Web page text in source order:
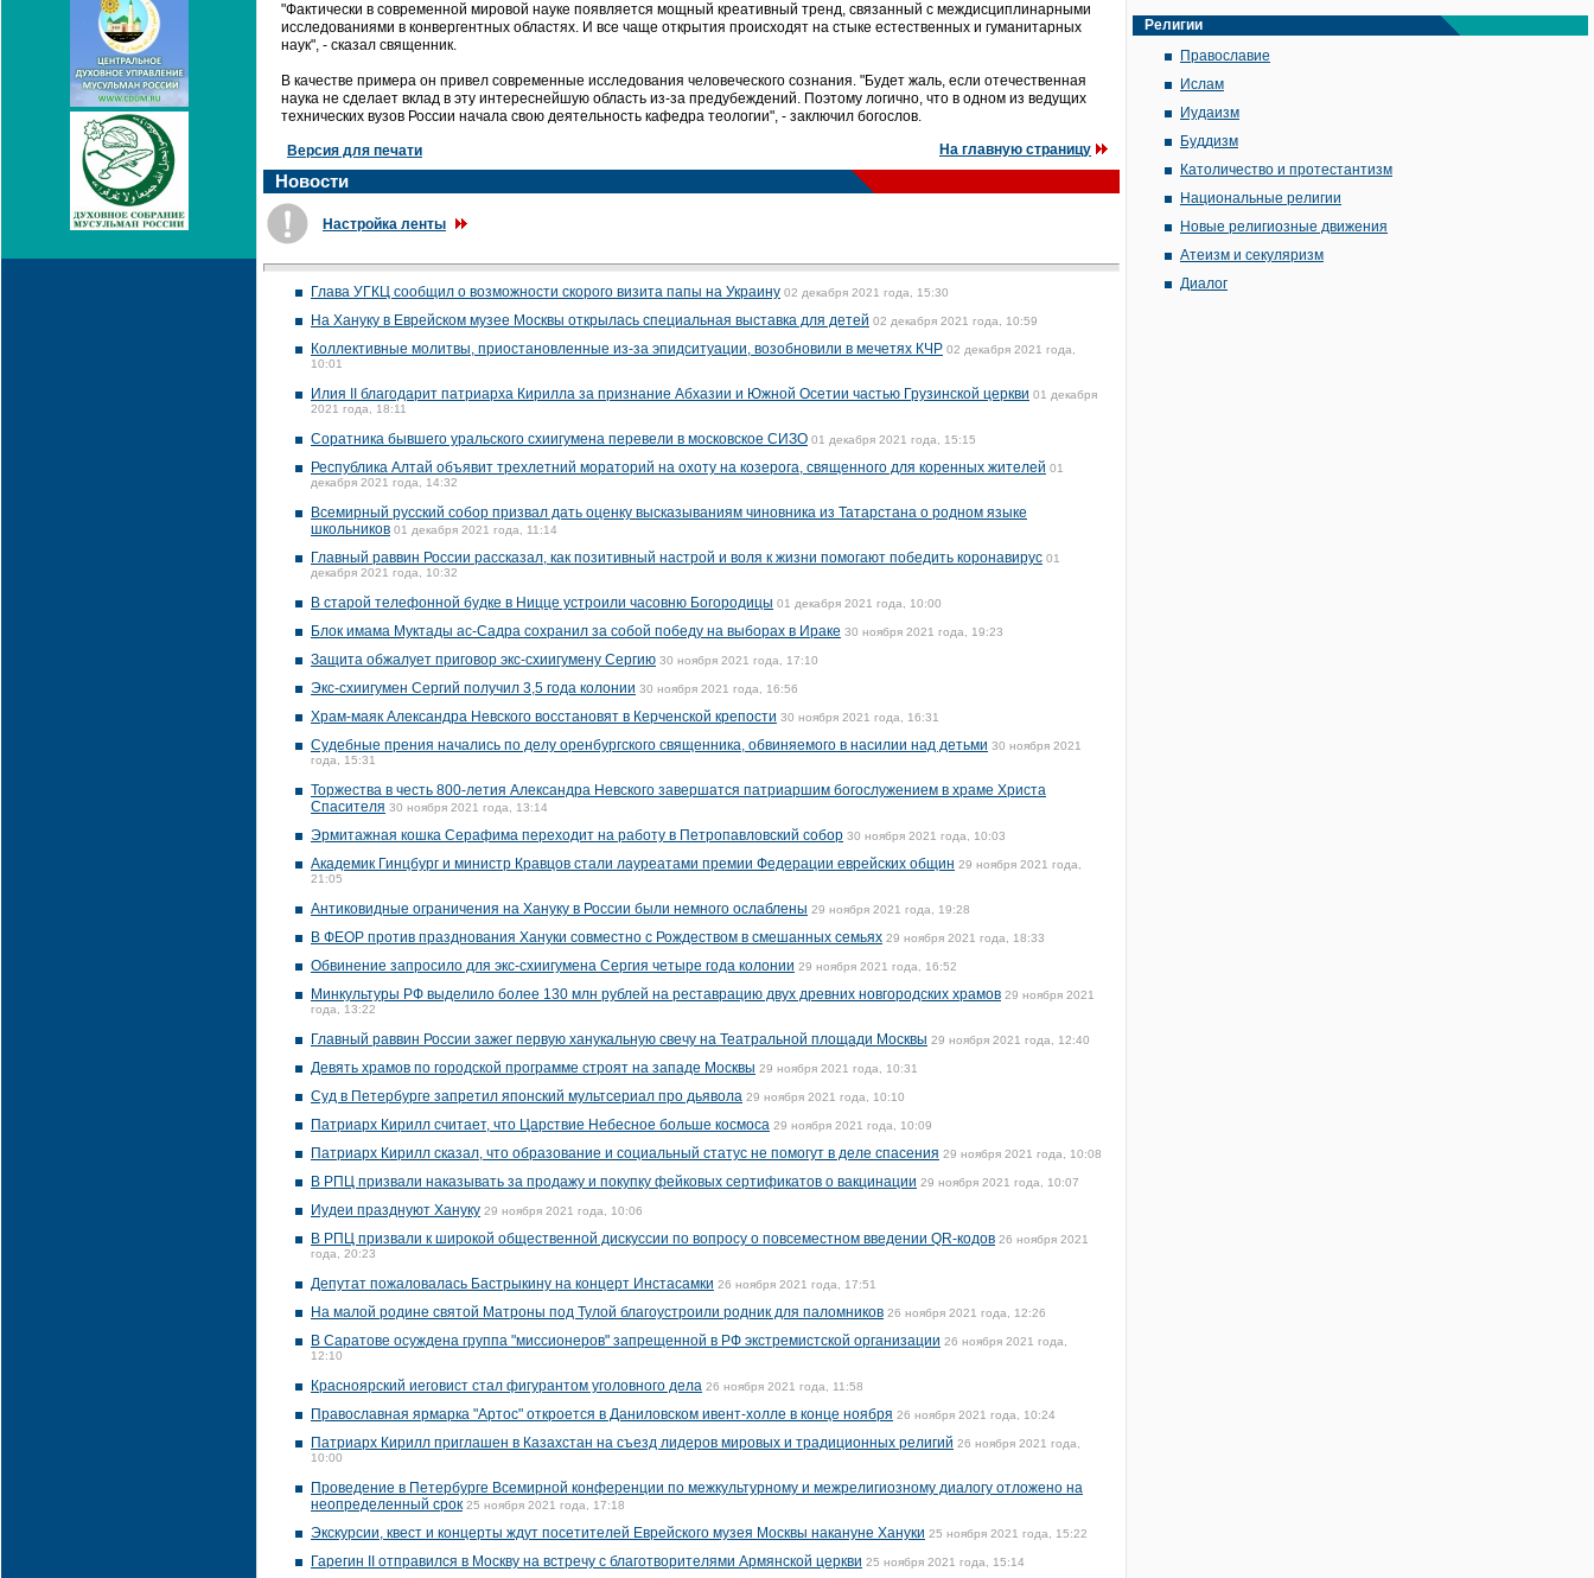
"Фактически в современной мировой науке появляется мощный креативный тренд, связанный с междисциплинарными
исследованиями в конвергентных областях. И все чаще открытия происходят на стыке естественных и гуманитарных
наук", - сказал священник.
В качестве примера он привел современные исследования человеческого сознания. "Будет жаль, если отечественная
наука не сделает вклад в эту интереснейшую область из-за предубеждений. Поэтому логично, что в одном из ведущих
технических вузов России начала свою деятельность кафедра теологии", - заключил богослов.
Версия для печати На главную страницу
Новости
Настройка ленты
Глава УГКЦ сообщил о возможности скорого визита папы на Украину 02 декабря 2021 года, 15:30
На Хануку в Еврейском музее Москвы открылась специальная выставка для детей 02 декабря 2021 года, 10:59
Коллективные молитвы, приостановленные из-за эпидситуации, возобновили в мечетях КЧР 02 декабря 2021 года,
10:01
Илия II благодарит патриарха Кирилла за признание Абхазии и Южной Осетии частью Грузинской церкви 01 декабря
2021 года, 18:11
Соратника бывшего уральского схиигумена перевели в московское СИЗО 01 декабря 2021 года, 15:15
Республика Алтай объявит трехлетний мораторий на охоту на козерога, священного для коренных жителей 01
декабря 2021 года, 14:32
Всемирный русский собор призвал дать оценку высказываниям чиновника из Татарстана о родном языке
школьников 01 декабря 2021 года, 11:14
Главный раввин России рассказал, как позитивный настрой и воля к жизни помогают победить коронавирус 01
декабря 2021 года, 10:32
В старой телефонной будке в Ницце устроили часовню Богородицы 01 декабря 2021 года, 10:00
Блок имама Муктады ас-Садра сохранил за собой победу на выборах в Ираке 30 ноября 2021 года, 19:23
Защита обжалует приговор экс-схиигумену Сергию 30 ноября 2021 года, 17:10
Экс-схиигумен Сергий получил 3,5 года колонии 30 ноября 2021 года, 16:56
Храм-маяк Александра Невского восстановят в Керченской крепости 30 ноября 2021 года, 16:31
Судебные прения начались по делу оренбургского священника, обвиняемого в насилии над детьми 30 ноября 2021
года, 15:31
Торжества в честь 800-летия Александра Невского завершатся патриаршим богослужением в храме Христа
Спасителя 30 ноября 2021 года, 13:14
Эрмитажная кошка Серафима переходит на работу в Петропавловский собор 30 ноября 2021 года, 10:03
Академик Гинцбург и министр Кравцов стали лауреатами премии Федерации еврейских общин 29 ноября 2021 года,
21:05
Антиковидные ограничения на Хануку в России были немного ослаблены 29 ноября 2021 года, 19:28
В ФЕОР против празднования Хануки совместно с Рождеством в смешанных семьях 29 ноября 2021 года, 18:33
Обвинение запросило для экс-схиигумена Сергия четыре года колонии 29 ноября 2021 года, 16:52
Минкультуры РФ выделило более 130 млн рублей на реставрацию двух древних новгородских храмов 29 ноября 2021
года, 13:22
Главный раввин России зажег первую ханукальную свечу на Театральной площади Москвы 29 ноября 2021 года, 12:40
Девять храмов по городской программе строят на западе Москвы 29 ноября 2021 года, 10:31
Суд в Петербурге запретил японский мультсериал про дьявола 29 ноября 2021 года, 10:10
Патриарх Кирилл считает, что Царствие Небесное больше космоса 29 ноября 2021 года, 10:09
Патриарх Кирилл сказал, что образование и социальный статус не помогут в деле спасения 29 ноября 2021 года, 10:08
В РПЦ призвали наказывать за продажу и покупку фейковых сертификатов о вакцинации 29 ноября 2021 года, 10:07
Иудеи празднуют Хануку 29 ноября 2021 года, 10:06
В РПЦ призвали к широкой общественной дискуссии по вопросу о повсеместном введении QR-кодов 26 ноября 2021
года, 20:23
Депутат пожаловалась Бастрыкину на концерт Инстасамки 26 ноября 2021 года, 17:51
На малой родине святой Матроны под Тулой благоустроили родник для паломников 26 ноября 2021 года, 12:26
В Саратове осуждена группа "миссионеров" запрещенной в РФ экстремистской организации 26 ноября 2021 года,
12:10
Красноярский иеговист стал фигурантом уголовного дела 26 ноября 2021 года, 11:58
Православная ярмарка "Артос" откроется в Даниловском ивент-холле в конце ноября 26 ноября 2021 года, 10:24
Патриарх Кирилл приглашен в Казахстан на съезд лидеров мировых и традиционных религий 26 ноября 2021 года,
10:00
Проведение в Петербурге Всемирной конференции по межкультурному и межрелигиозному диалогу отложено на
неопределенный срок 25 ноября 2021 года, 17:18
Экскурсии, квест и концерты ждут посетителей Еврейского музея Москвы накануне Хануки 25 ноября 2021 года, 15:22
Гарегин II отправился в Москву на встречу с благотворителями Армянской церкви 25 ноября 2021 года, 15:14
Религии
Православие
Ислам
Иудаизм
Буддизм
Католичество и протестантизм
Национальные религии
Новые религиозные движения
Атеизм и секуляризм
Диалог